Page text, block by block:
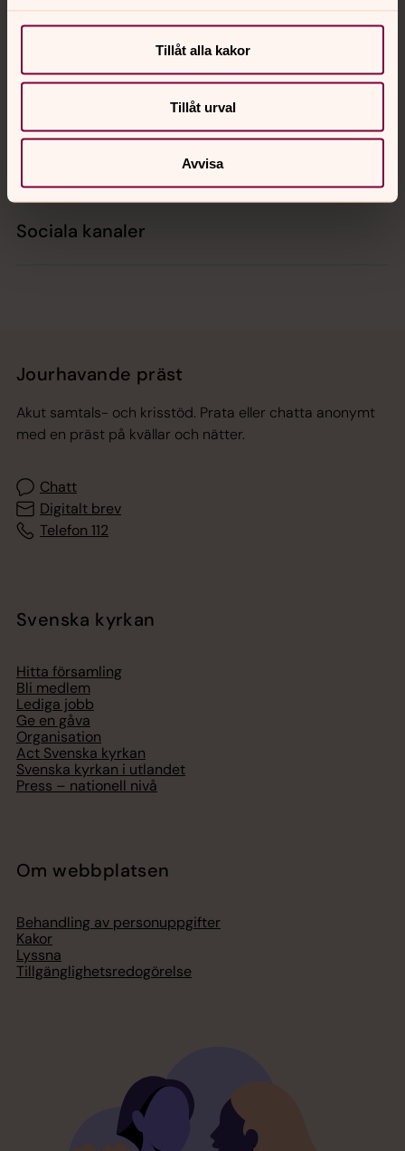
Tillåt alla kakor
Tillåt urval
Avvisa
Kontakt
Sociala kanaler
Jourhavande präst
Akut samtals- och krisstöd. Prata eller chatta anonymt
med en präst på kvällar och nätter.
Chatt
Digitalt brev
Telefon 112
Svenska kyrkan
Hitta församling
Bli medlem
Lediga jobb
Ge en gåva
Organisation
Act Svenska kyrkan
Svenska kyrkan i utlandet
Press – nationell nivå
Om webbplatsen
Behandling av personuppgifter
Kakor
Lyssna
Tillgänglighetsredogörelse